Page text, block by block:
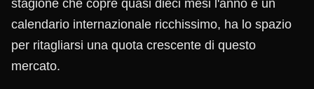
stagione che copre quasi dieci mesi l'anno e un
calendario internazionale ricchissimo, ha lo spazio
per ritagliarsi una quota crescente di questo
mercato.